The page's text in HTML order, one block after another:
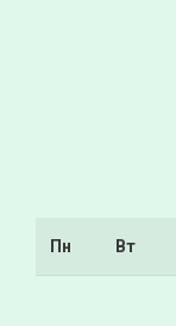
Пн Вт